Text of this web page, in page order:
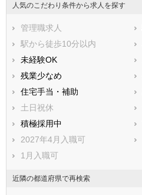
人気のこだわり条件から求人を探す
管理職求人
駅から徒歩10分以内
未経験OK
残業少なめ
住宅手当・補助
土日祝休
積極採用中
2027年4月入職可
1月入職可
近隣の都道府県で再検索